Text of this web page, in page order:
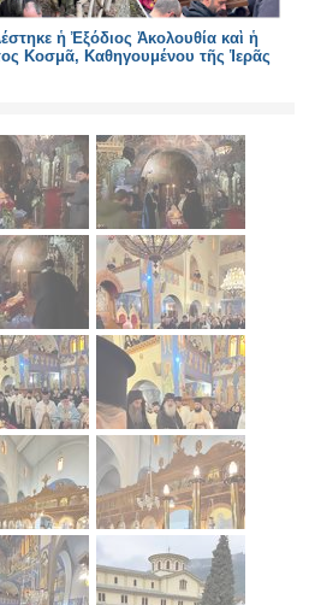
ἡ Ἐξόδιος Ἀκολουθία καὶ ἡ
Κοσμᾶ, Καθηγουμένου τῆς Ἱερᾶς